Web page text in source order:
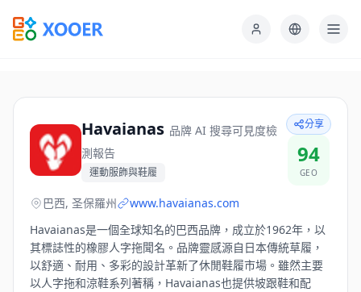
Havaianas 品牌 AI 搜尋可見度檢
測報告
運動服飾與鞋履
分享
94
GEO
巴西, 圣保羅州
www.havaianas.com
Havaianas是一個全球知名的巴西品牌，成立於1962年，以
其標誌性的橡膠人字拖聞名。品牌靈感源自日本傳統草履，
以舒適、耐用、多彩的設計革新了休閒鞋履市場。雖然主要
以人字拖和涼鞋系列著稱，Havaianas也提供坡跟鞋和配